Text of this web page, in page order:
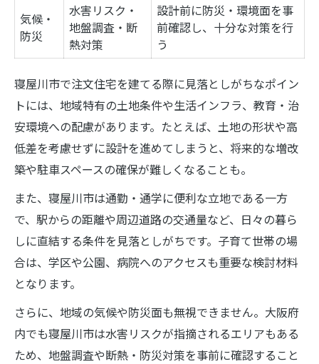
気候・
防災
水害リスク・
地盤調査・断
熱対策
設計前に防災・環境面を事
前確認し、十分な対策を行
う
寝屋川市で注文住宅を建てる際に見落としがちなポイン
トには、地域特有の土地条件や生活インフラ、教育・治
安環境への配慮があります。たとえば、土地の形状や高
低差を考慮せずに設計を進めてしまうと、将来的な増改
築や駐車スペースの確保が難しくなることも。
また、寝屋川市は通勤・通学に便利な立地である一方
で、駅からの距離や周辺道路の交通量など、日々の暮ら
しに直結する条件を見落としがちです。子育て世帯の場
合は、学区や公園、病院へのアクセスも重要な検討材料
となります。
さらに、地域の気候や防災面も無視できません。大阪府
内でも寝屋川市は水害リスクが指摘されるエリアもある
ため、地盤調査や断熱・防災対策を事前に確認すること